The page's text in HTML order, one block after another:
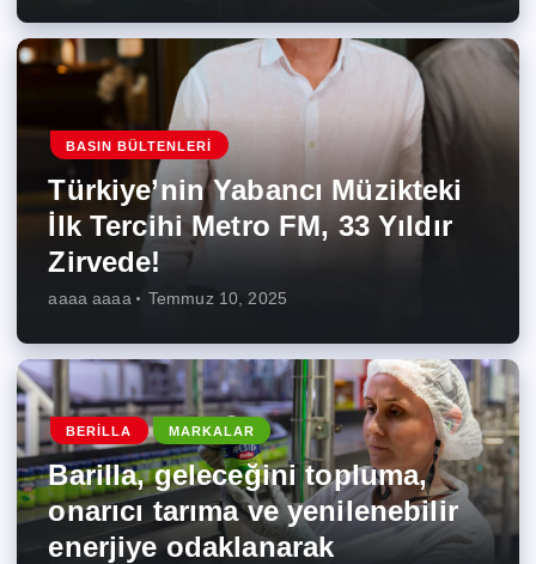
BASIN BÜLTENLERI
Türkiye’nin Yabancı Müzikteki
İlk Tercihi Metro FM, 33 Yıldır
Zirvede!
aaaa aaaa Temmuz 10, 2025
BERILLA MARKALAR
Barilla, geleceğini topluma,
onarıcı tarıma ve yenilenebilir
enerjiye odaklanarak